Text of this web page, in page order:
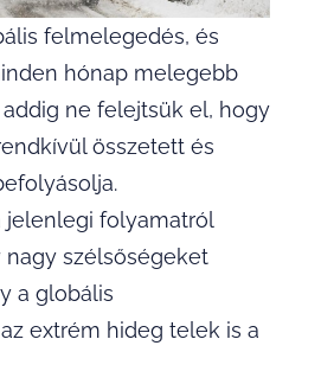
felmelegedés, és
hónap melegebb
ne felejtsük el, hogy
összetett és
jelenlegi folyamatról
szélsőségeket
a globális
extrém hideg telek is a